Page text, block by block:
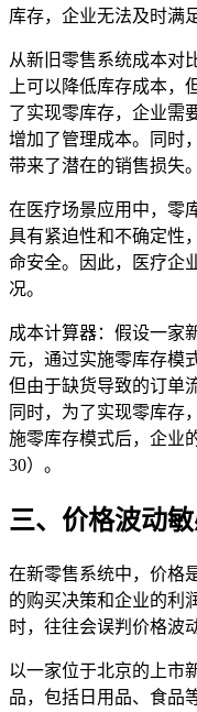
库存，企业无法及时满
从新旧零售系统成本对
上可以降低库存成本，
了实现零库存，企业需
增加了管理成本。同时
带来了潜在的销售损失。
在医疗场景应用中，零
具有紧迫性和不确定性
命安全。因此，医疗企
况。
成本计算器：假设一家
元，通过实施零库存模
但由于缺货导致的订单
同时，为了实现零库存
施零库存模式后，企业
30）。
三、价格波动
在新零售系统中，价格
的购买决策和企业的利
时，往往会误判价格波
以一家位于北京的上市
品，包括日用品、食品